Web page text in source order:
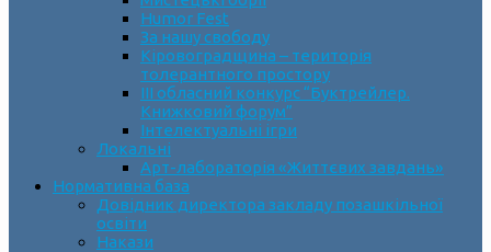
Humor Fest
За нашу свободу
Кіровоградщина – територія
толерантного простору
ІII обласний конкурс “Буктрейлер.
Книжковий форум”
Інтелектуальні ігри
Локальні
Арт-лабораторія «Життєвих завдань»
Нормативна база
Довідник директора закладу позашкільної
освіти
Накази